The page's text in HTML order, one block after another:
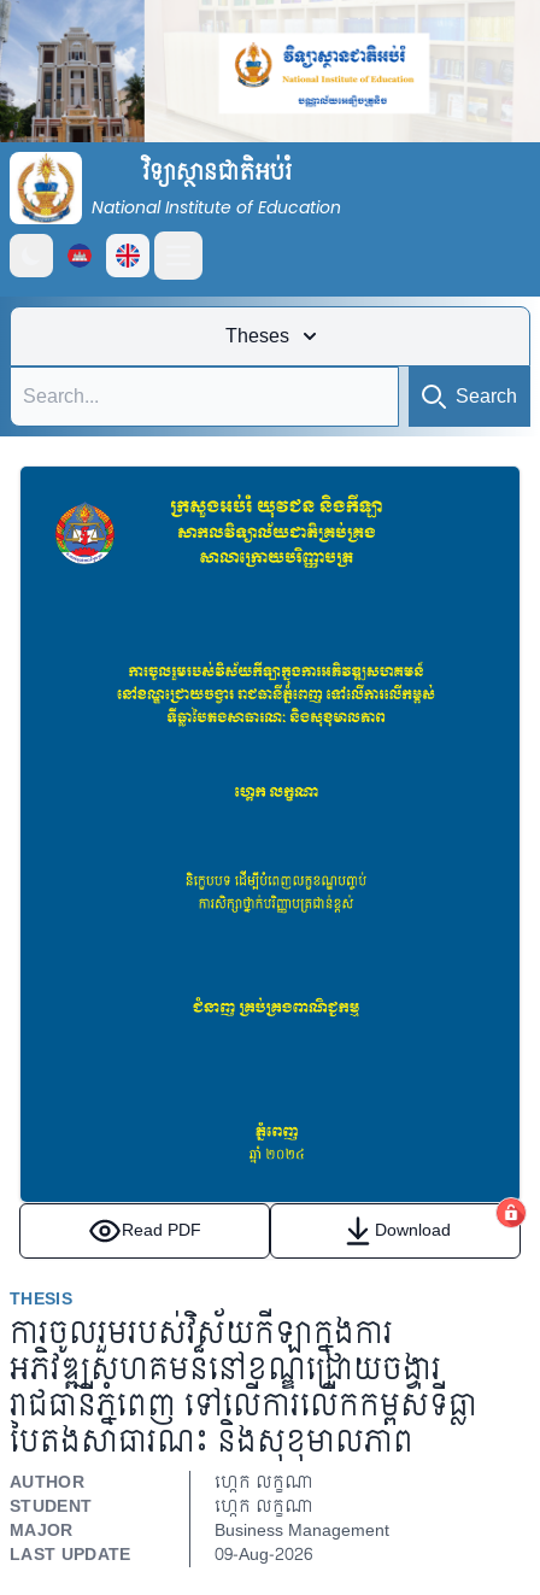
វិទ្យាស្ថានជាតិអប់រំ
National Institute of Education
Open main menu
Theses
Search
Read PDF Download
THESIS
ការចូលរួមរបស់វិស័យកីឡាក្នុងការ
អភិវឌ្ឍសហគមន៏នៅខណ្ឌជ្រោយចង្វារ
រាជធានីភ្នំពេញ ទៅលើការលើកកម្ពស់ទីធ្លា
បៃតងសាធារណះ និងសុខុមាលភាព
AUTHOR
ហ្កេក លក្ខណា
STUDENT
ហ្កេក លក្ខណា
MAJOR
Business Management
LAST UPDATE
09-Aug-2026